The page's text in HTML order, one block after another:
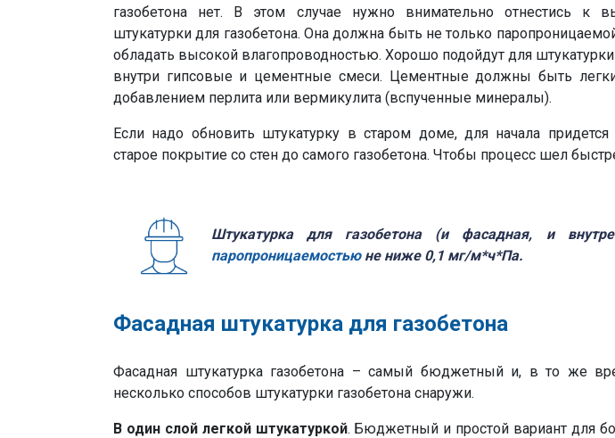
газобетона нет. В этом случае нужно внимательно отнестись к
штукатурки для газобетона. Она должна быть не только
обладать высокой влагопроводностью. Хорошо подойдут для
внутри гипсовые и цементные смеси. Цементные должны быть
добавлением перлита или вермикулита (вспученные минералы).
Если надо обновить штукатурку в старом доме, для начала придется
старое покрытие со стен до самого газобетона. Чтобы процесс шел
Штукатурка для газобетона (и фасадная, и
паропроницаемостьюне ниже 0,1 мг/м*ч*Па.
Фасадная штукатурка для газобетона
Фасадная штукатурка газобетона – самый бюджетный и, в то же
несколько способов штукатурки газобетона снаружи.
В один слой легкой штукатуркой. Бюджетный и простой вариант для